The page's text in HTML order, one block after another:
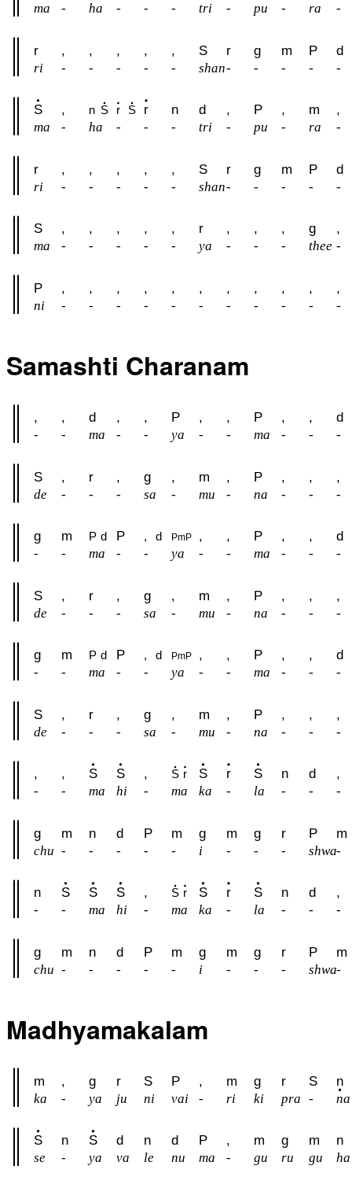
ma - ha - - - tri - pu - ra -
r , , , , , S r g m P d
ri - - - - - shan- - - - -
S , n S r S r n d , P , m ,
ma - ha - - - tri - pu - ra -
r , , , , , S r g m P d
ri - - - - - shan- - - - -
S , , , , , r , , , g ,
ma - - - - - ya - - - thee -
P , , , , , , , , , , ,
ni - - - - - - - - - - -
Samashti Charanam
, , d , , P , , P , , d
- - ma - - ya - - ma - - -
S , r , g , m , P , , ,
de - - - sa - mu - na - - -
g m P d P , d PmP , , P , , d
- - ma - - ya - - ma - - -
S , r , g , m , P , , ,
de - - - sa - mu - na - - -
g m P d P , d PmP , , P , , d
- - ma - - ya - - ma - - -
S , r , g , m , P , , ,
de - - - sa - mu - na - - -
, , S S , S r S r S n d ,
- - ma hi - ma ka - la - - -
g m n d P m g m g r P m
chu - - - - - i - - - shwa-
n S S S , S r S r S n d ,
- - ma hi - ma ka - la - - -
g m n d P m g m g r P m
chu - - - - - i - - - shwa-
Madhyamakalam
m , g r S P , m g r S n
ka - ya ju ni vai - ri ki pra - na
S n S d n d P , m g m n
se - ya va le nu ma - gu ru gu ha